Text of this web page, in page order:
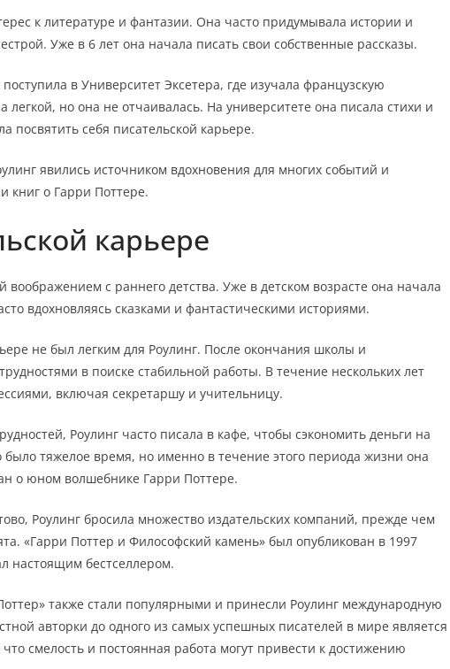
к литературе и фантазии. Она часто придумывала истории и
Уже в 6 лет она начала писать свои собственные рассказы.
в Университет Эксетера, где изучала французскую
легкой, но она не отчаивалась. На университете она писала стихи и
посвятить себя писательской карьере.
явились источником вдохновения для многих событий и
книг о Гарри Поттере.
карьере
с раннего детства. Уже в детском возрасте она начала
вдохновляясь сказками и фантастическими историями.
не был легким для Роулинг. После окончания школы и
в поиске стабильной работы. В течение нескольких лет
включая секретаршу и учительницу.
Роулинг часто писала в кафе, чтобы сэкономить деньги на
было тяжелое время, но именно в течение этого периода жизни она
о юном волшебнике Гарри Поттере.
Роулинг бросила множество издательских компаний, прежде чем
«Гарри Поттер и Философский камень» был опубликован в 1997
настоящим бестселлером.
также стали популярными и принесли Роулинг международную
авторки до одного из самых успешных писателей в мире является
смелость и постоянная работа могут привести к достижению